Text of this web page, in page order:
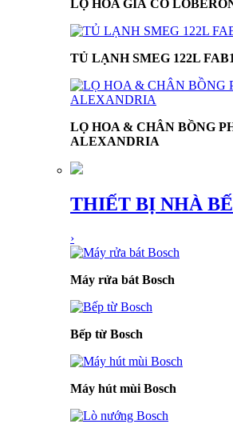
LỌ HOA GIẢ CỔ
TỦ LẠNH SMEG 122L
LỌ HOA & CHÂN BỒNG
ALEXANDRIA
THIẾT BỊ NHÀ
›
Máy rửa bát Bosch
Bếp từ Bosch
Máy hút mùi Bosch